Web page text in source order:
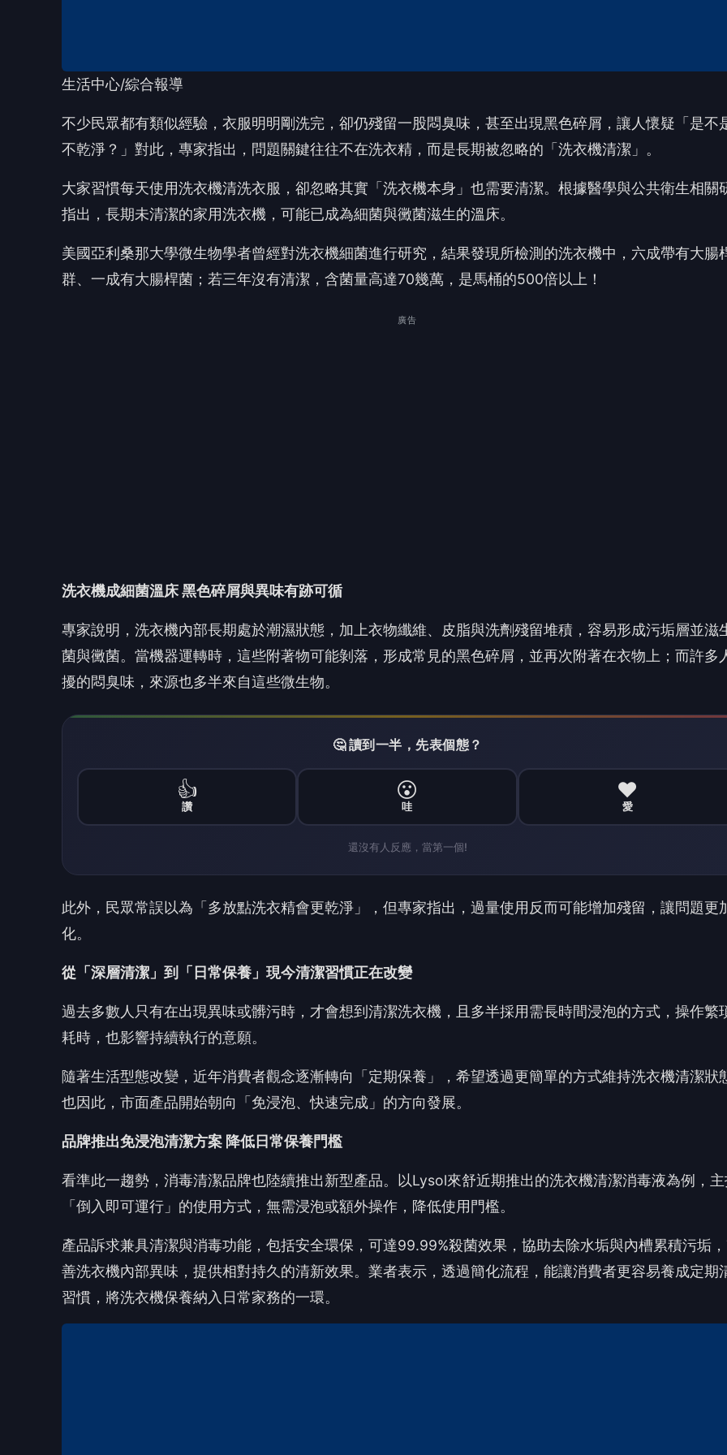
此外，民眾常誤以為「多放點洗衣精會更乾淨」，但專家指出，過量使用反而可能增加殘留，讓問題更
化。
從「深層清潔」到「日常保養」現今清潔習慣正在改變
耗時，也影響持續執行的意願。
隨著生活型態改變，近年消費者觀念逐漸轉向「定期保養」，希望透過更簡單的方式維持洗衣機清潔狀
也因此，市面產品開始朝向「免浸泡、快速完成」的方向發展。
看準此一趨勢，消毒清潔品牌也陸續推出新型產品。以Lysol來舒近期推出的洗衣機清潔消毒液為例，
善洗衣機內部異味，提供相對持久的清新效果。業者表示，透過簡化流程，能讓消費者更容易養成定期
習慣，將洗衣機保養納入日常家務的一環。